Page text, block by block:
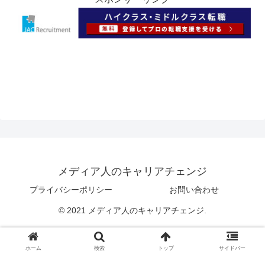
メディア人のキャリアチェンジ
プライバシーポリシー お問い合わせ
© 2021 メディア人のキャリアチェンジ.
ホーム 検索 トップ サイドバー